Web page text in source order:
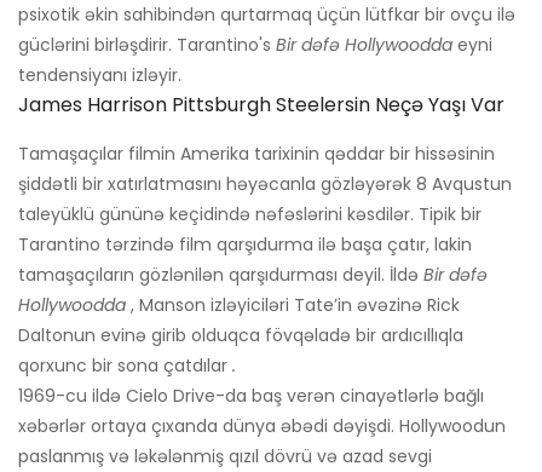
psixotik əkin sahibindən qurtarmaq üçün lütfkar bir ovçu ilə
güclərini birləşdirir. Tarantino's Bir dəfə Hollywoodda eyni
tendensiyanı izləyir.
James Harrison Pittsburgh Steelersin Neçə Yaşı Var
Tamaşaçılar filmin Amerika tarixinin qəddar bir hissəsinin
şiddətli bir xatırlatmasını həyəcanla gözləyərək 8 Avqustun
taleyüklü gününə keçidində nəfəslərini kəsdilər. Tipik bir
Tarantino tərzində film qarşıdurma ilə başa çatır, lakin
tamaşaçıların gözlənilən qarşıdurması deyil. İldə Bir dəfə
Hollywoodda , Manson izləyiciləri Tate’in əvəzinə Rick
Daltonun evinə girib olduqca fövqəladə bir ardıcıllıqla
qorxunc bir sona çatdılar .
1969-cu ildə Cielo Drive-da baş verən cinayətlərlə bağlı
xəbərlər ortaya çıxanda dünya əbədi dəyişdi. Hollywoodun
paslanmış və ləkələnmiş qızıl dövrü və azad sevgi